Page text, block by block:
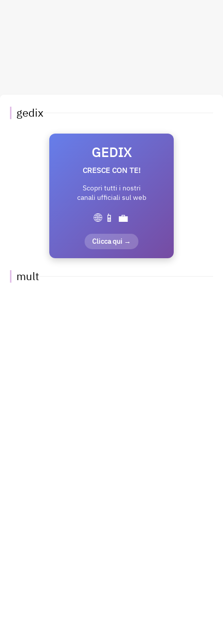
gedix
GEDIX
CRESCE CON TE!
Scopri tutti i nostri
canali ufficiali sul web
🌐 📱 💼
Clicca qui →
mult